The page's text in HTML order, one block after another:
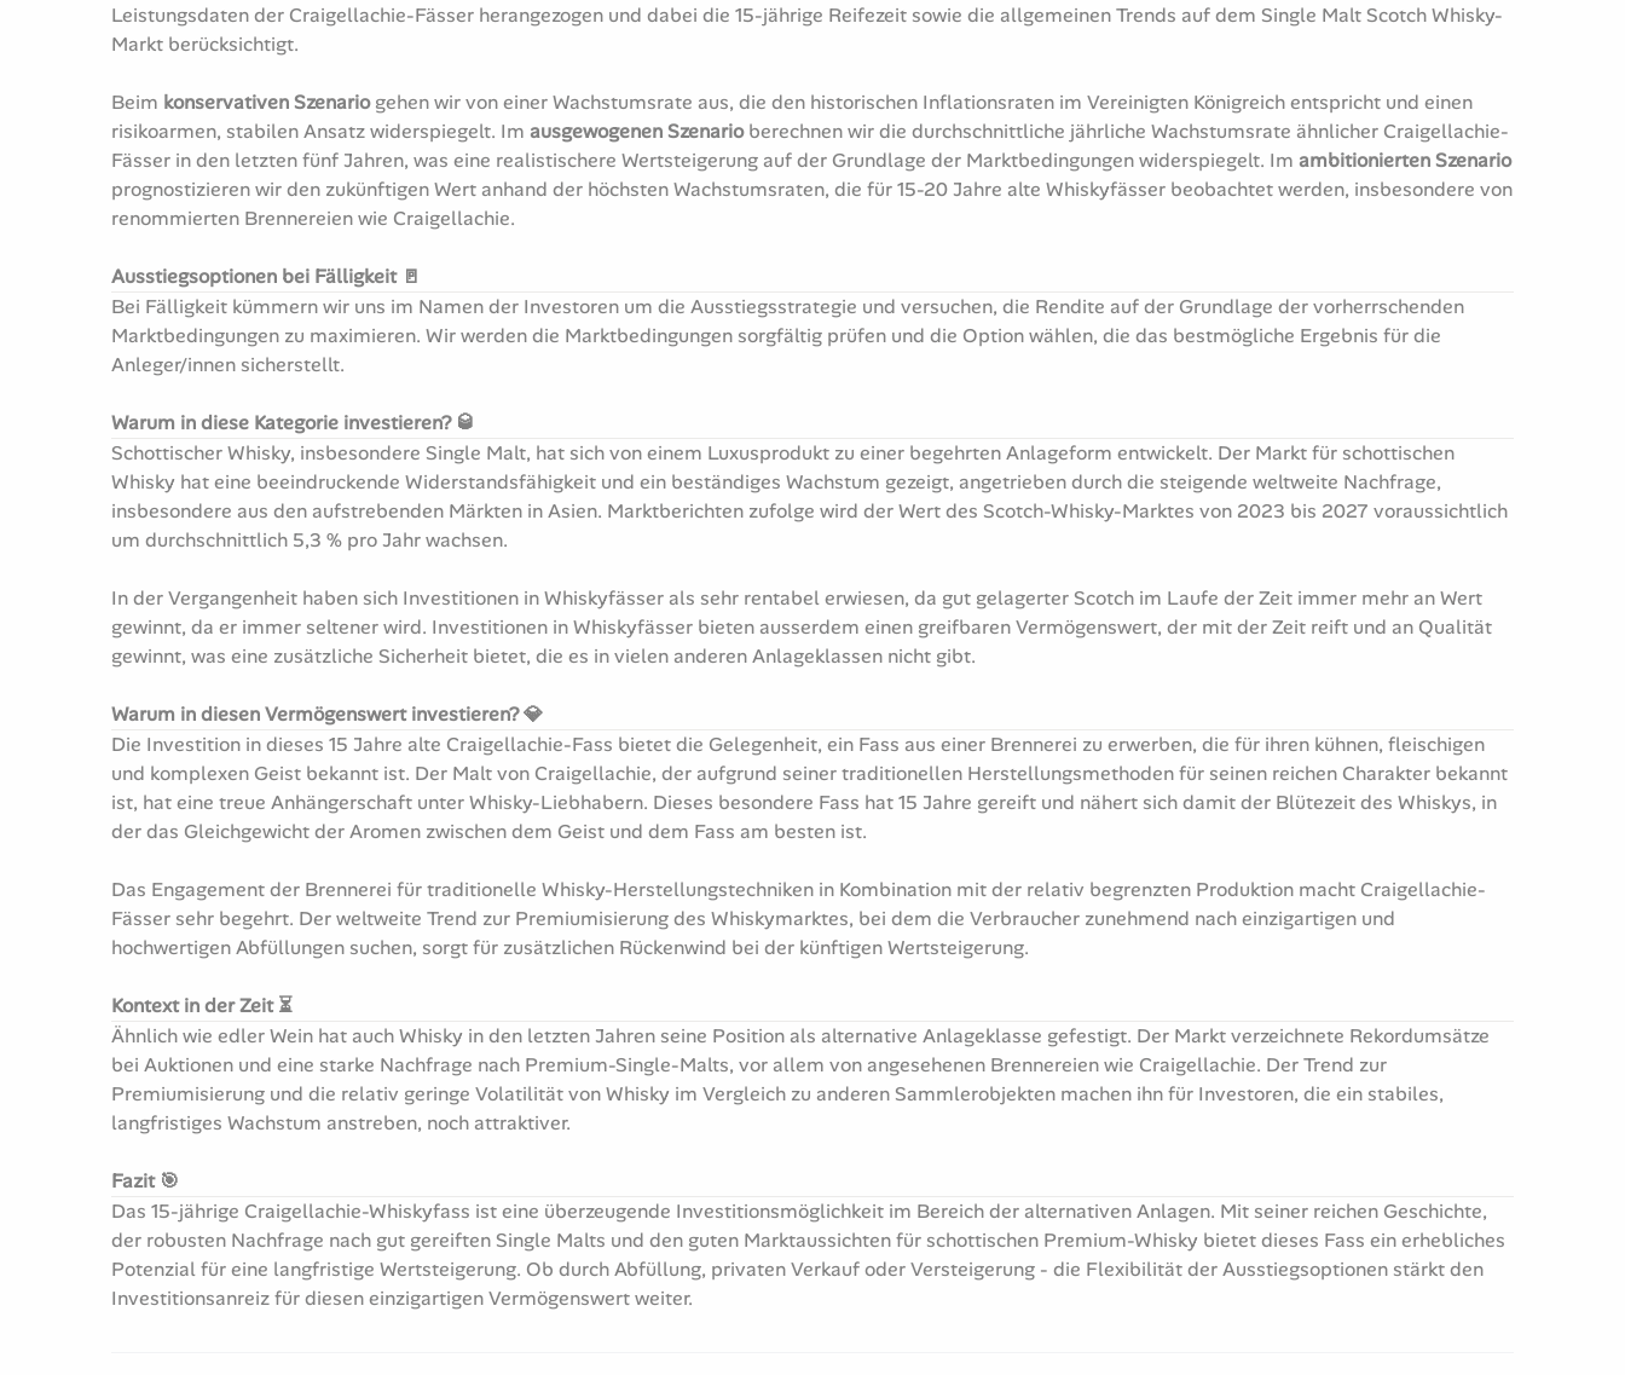
Leistungsdaten der Craigellachie-Fässer herangezogen und dabei die 15-jährige Reifezeit sowie die allgemeinen Trends auf dem Single Malt Scotch Whisky-
Markt berücksichtigt.
Beim konservativen Szenariogehen wir von einer Wachstumsrate aus, die den historischen Inflationsraten im Vereinigten Königreich entspricht und einen
risikoarmen, stabilen Ansatz widerspiegelt. Im ausgewogenen Szenarioberechnen wir die durchschnittliche jährliche Wachstumsrate ähnlicher Craigellachie-
Fässer in den letzten fünf Jahren, was eine realistischere Wertsteigerung auf der Grundlage der Marktbedingungen widerspiegelt. Im ambitionierten Szenario
prognostizieren wir den zukünftigen Wert anhand der höchsten Wachstumsraten, die für 15-20 Jahre alte Whiskyfässer beobachtet werden, insbesondere von
renommierten Brennereien wie Craigellachie.
Ausstiegsoptionen bei Fälligkeit 🚪
Bei Fälligkeit kümmern wir uns im Namen der Investoren um die Ausstiegsstrategie und versuchen, die Rendite auf der Grundlage der vorherrschenden
Marktbedingungen zu maximieren. Wir werden die Marktbedingungen sorgfältig prüfen und die Option wählen, die das bestmögliche Ergebnis für die
Anleger/innen sicherstellt.
Warum in diese Kategorie investieren? 🥃
Schottischer Whisky, insbesondere Single Malt, hat sich von einem Luxusprodukt zu einer begehrten Anlageform entwickelt. Der Markt für schottischen
Whisky hat eine beeindruckende Widerstandsfähigkeit und ein beständiges Wachstum gezeigt, angetrieben durch die steigende weltweite Nachfrage,
insbesondere aus den aufstrebenden Märkten in Asien. Marktberichten zufolge wird der Wert des Scotch-Whisky-Marktes von 2023 bis 2027 voraussichtlich
um durchschnittlich 5,3 % pro Jahr wachsen.
In der Vergangenheit haben sich Investitionen in Whiskyfässer als sehr rentabel erwiesen, da gut gelagerter Scotch im Laufe der Zeit immer mehr an Wert
gewinnt, da er immer seltener wird. Investitionen in Whiskyfässer bieten ausserdem einen greifbaren Vermögenswert, der mit der Zeit reift und an Qualität
gewinnt, was eine zusätzliche Sicherheit bietet, die es in vielen anderen Anlageklassen nicht gibt.
Warum in diesen Vermögenswert investieren? 💎
Die Investition in dieses 15 Jahre alte Craigellachie-Fass bietet die Gelegenheit, ein Fass aus einer Brennerei zu erwerben, die für ihren kühnen, fleischigen
und komplexen Geist bekannt ist. Der Malt von Craigellachie, der aufgrund seiner traditionellen Herstellungsmethoden für seinen reichen Charakter bekannt
ist, hat eine treue Anhängerschaft unter Whisky-Liebhabern. Dieses besondere Fass hat 15 Jahre gereift und nähert sich damit der Blütezeit des Whiskys, in
der das Gleichgewicht der Aromen zwischen dem Geist und dem Fass am besten ist.
Das Engagement der Brennerei für traditionelle Whisky-Herstellungstechniken in Kombination mit der relativ begrenzten Produktion macht Craigellachie-
Fässer sehr begehrt. Der weltweite Trend zur Premiumisierung des Whiskymarktes, bei dem die Verbraucher zunehmend nach einzigartigen und
hochwertigen Abfüllungen suchen, sorgt für zusätzlichen Rückenwind bei der künftigen Wertsteigerung.
Kontext in der Zeit ⏳
Ähnlich wie edler Wein hat auch Whisky in den letzten Jahren seine Position als alternative Anlageklasse gefestigt. Der Markt verzeichnete Rekordumsätze
bei Auktionen und eine starke Nachfrage nach Premium-Single-Malts, vor allem von angesehenen Brennereien wie Craigellachie. Der Trend zur
Premiumisierung und die relativ geringe Volatilität von Whisky im Vergleich zu anderen Sammlerobjekten machen ihn für Investoren, die ein stabiles,
langfristiges Wachstum anstreben, noch attraktiver.
Fazit 🎯
Das 15-jährige Craigellachie-Whiskyfass ist eine überzeugende Investitionsmöglichkeit im Bereich der alternativen Anlagen. Mit seiner reichen Geschichte,
der robusten Nachfrage nach gut gereiften Single Malts und den guten Marktaussichten für schottischen Premium-Whisky bietet dieses Fass ein erhebliches
Potenzial für eine langfristige Wertsteigerung. Ob durch Abfüllung, privaten Verkauf oder Versteigerung - die Flexibilität der Ausstiegsoptionen stärkt den
Investitionsanreiz für diesen einzigartigen Vermögenswert weiter.